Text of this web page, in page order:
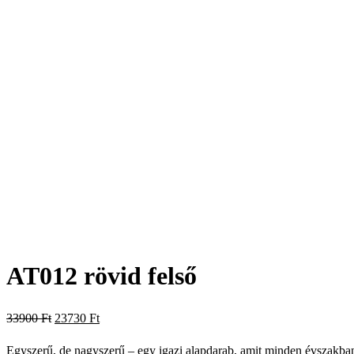
AT012 rövid felső
33900Ft Original
23730 FtCurrent
Egyszerű, de nagyszerű – egy igazi alapdarab, amit minden